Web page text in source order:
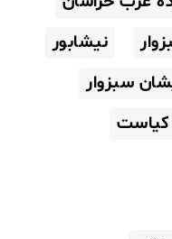
نیشابور
سبزوار